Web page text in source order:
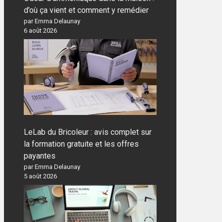
d’où ça vient et comment y remédier
par Emma Delaunay
6 août 2026
LeLab du Bricoleur : avis complet sur
la formation gratuite et les offres
payantes
par Emma Delaunay
5 août 2026